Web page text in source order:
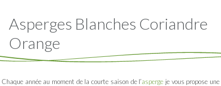
Asperges Blanches Coriandre
Orange
Chaque année au moment de la courte saison de l’asperge je vous propose une